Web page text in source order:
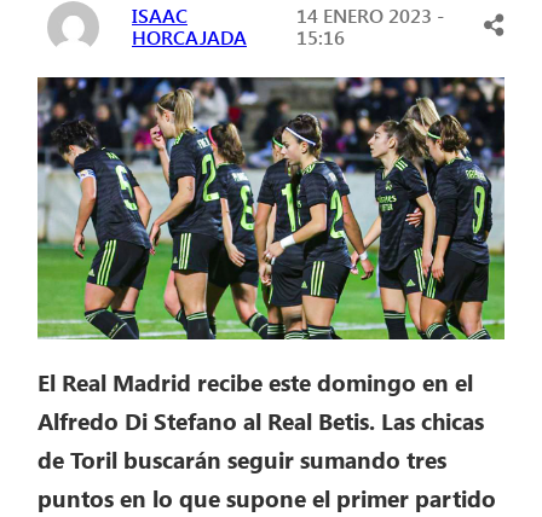
ISAAC
HORCAJADA
14 ENERO 2023 -
15:16
El Real Madrid recibe este domingo en el
Alfredo Di Stefano al Real Betis. Las chicas
de Toril buscarán seguir sumando tres
puntos en lo que supone el primer partido